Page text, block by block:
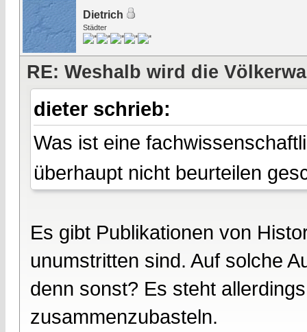
Dietrich
Städter
RE: Weshalb wird die
dieter schrieb:
Was ist eine
überhaupt nicht beurteilen
Es gibt Publikationen von
unumstritten sind. Auf solche
denn sonst? Es steht
zusammenzubasteln.